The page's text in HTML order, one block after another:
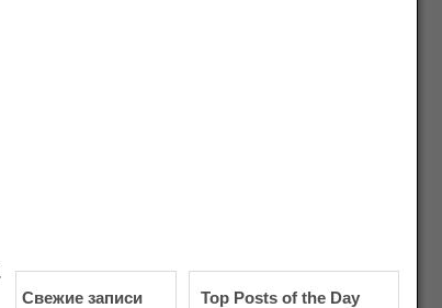
Свежие записи Top Posts of the Day